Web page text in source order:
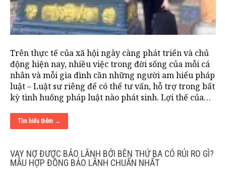
Trên thực tế của xã hội ngày càng phát triển và chủ
động hiện nay, nhiều việc trong đời sống của mỗi cá
nhân và mỗi gia đình cần những người am hiểu pháp
luật – Luật sư riêng để có thể tư vấn, hỗ trợ trong bất
kỳ tình huống pháp luật nào phát sinh. Lợi thế của…
Tìm hiểu thêm →
VAY NỢ ĐƯỢC BẢO LÃNH BỞI BÊN THỨ BA CÓ RỦI RO GÌ?
MẪU HỢP ĐỒNG BẢO LÃNH CHUẨN NHẤT